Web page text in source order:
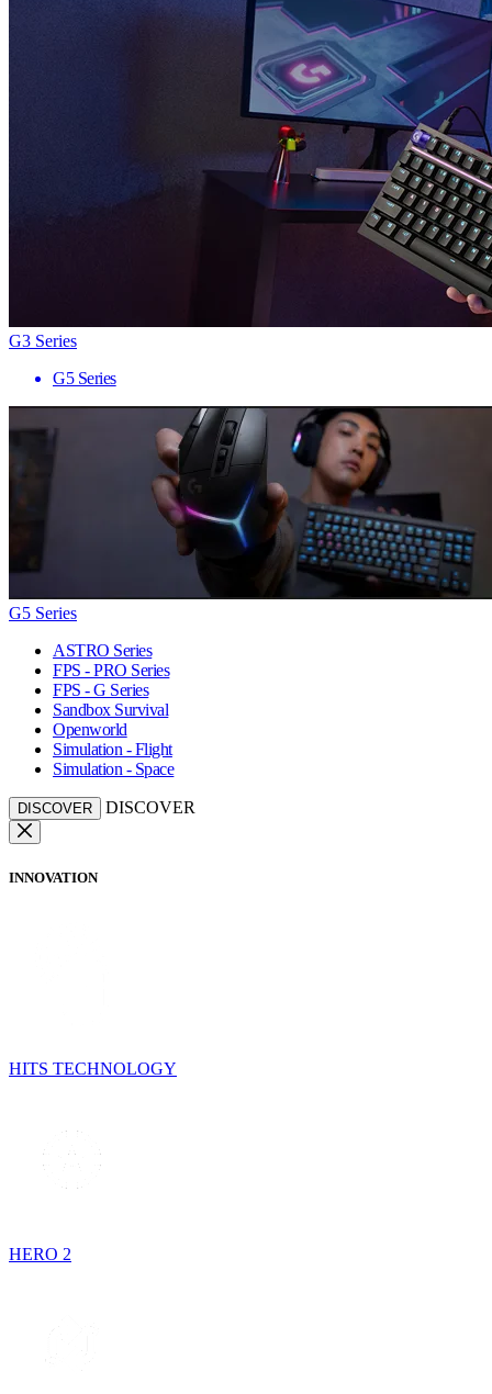
G3 Series
G5 Series
G5 Series
ASTRO Series
FPS - PRO Series
FPS - G Series
Sandbox Survival
Openworld
Simulation - Flight
Simulation - Space
DISCOVER DISCOVER
INNOVATION
HITS TECHNOLOGY
HERO 2